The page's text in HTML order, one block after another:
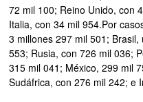
72 mil 100; Reino Unido, con
Italia, con 34 mil 954.Por
3 millones 297 mil 501;
553; Rusia, con 726 mil 036;
315 mil 041; México, 299 mil
Sudáfrica, con 276 mil 242; e